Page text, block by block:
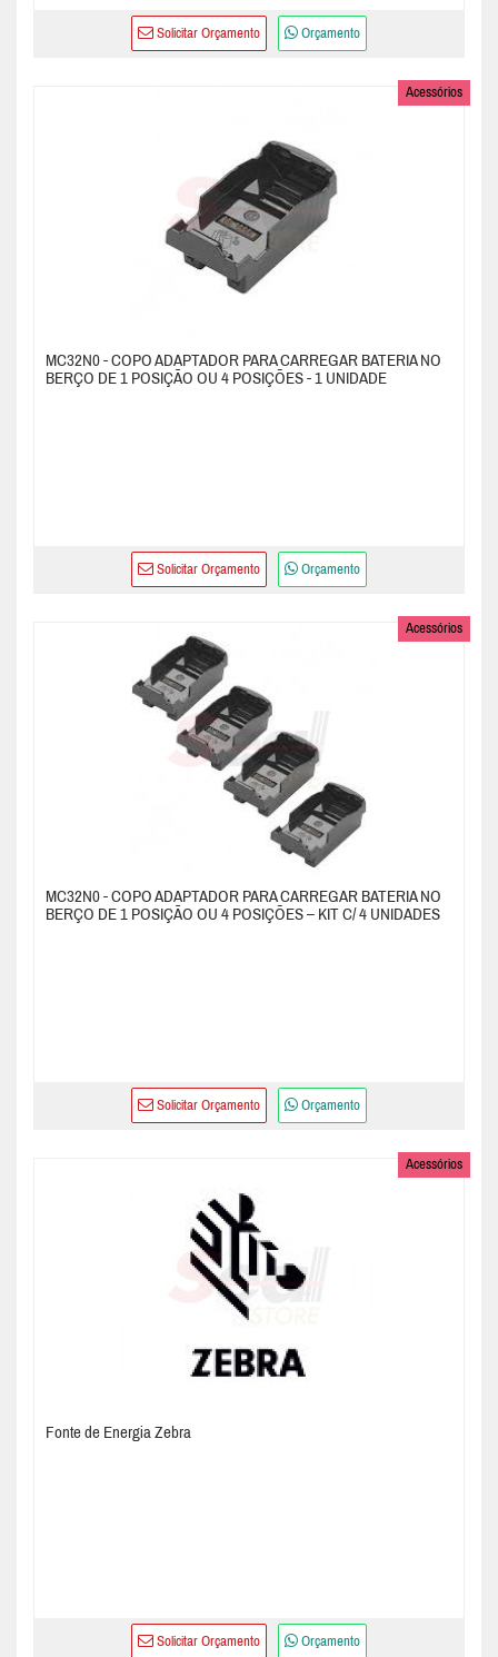
Solicitar Orçamento Orçamento
Acessórios
MC32N0 - COPO ADAPTADOR PARA CARREGAR BATERIA NO
BERÇO DE 1 POSIÇÃO OU 4 POSIÇÕES - 1 UNIDADE
Solicitar Orçamento Orçamento
Acessórios
MC32N0 - COPO ADAPTADOR PARA CARREGAR BATERIA NO
BERÇO DE 1 POSIÇÃO OU 4 POSIÇÕES – KIT C/ 4 UNIDADES
Solicitar Orçamento Orçamento
Acessórios
Fonte de Energia Zebra
Solicitar Orçamento Orçamento